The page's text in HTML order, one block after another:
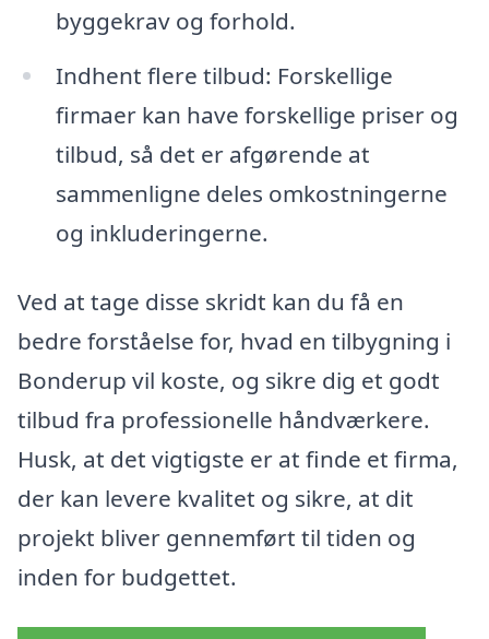
byggekrav og forhold.
Indhent flere tilbud: Forskellige
firmaer kan have forskellige priser og
tilbud, så det er afgørende at
sammenligne deles omkostningerne
og inkluderingerne.
Ved at tage disse skridt kan du få en
bedre forståelse for, hvad en tilbygning i
Bonderup vil koste, og sikre dig et godt
tilbud fra professionelle håndværkere.
Husk, at det vigtigste er at finde et firma,
der kan levere kvalitet og sikre, at dit
projekt bliver gennemført til tiden og
inden for budgettet.